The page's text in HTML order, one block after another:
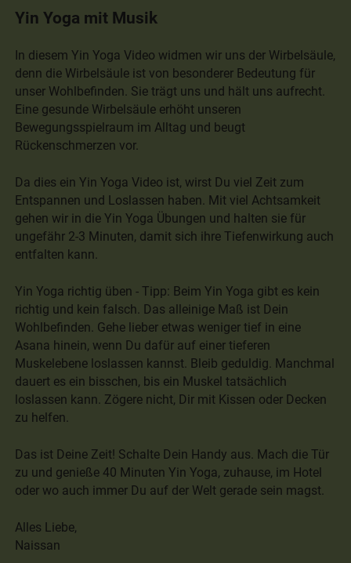
Yin Yoga mit Musik
In diesem Yin Yoga Video widmen wir uns der Wirbelsäule,
denn die Wirbelsäule ist von besonderer Bedeutung für
unser Wohlbefinden. Sie trägt uns und hält uns aufrecht.
Eine gesunde Wirbelsäule erhöht unseren
Bewegungsspielraum im Alltag und beugt
Rückenschmerzen vor.
Da dies ein Yin Yoga Video ist, wirst Du viel Zeit zum
Entspannen und Loslassen haben. Mit viel Achtsamkeit
gehen wir in die Yin Yoga Übungen und halten sie für
ungefähr 2-3 Minuten, damit sich ihre Tiefenwirkung auch
entfalten kann.
Yin Yoga richtig üben - Tipp: Beim Yin Yoga gibt es kein
richtig und kein falsch. Das alleinige Maß ist Dein
Wohlbefinden. Gehe lieber etwas weniger tief in eine
Asana hinein, wenn Du dafür auf einer tieferen
Muskelebene loslassen kannst. Bleib geduldig. Manchmal
dauert es ein bisschen, bis ein Muskel tatsächlich
loslassen kann. Zögere nicht, Dir mit Kissen oder Decken
zu helfen.
Das ist Deine Zeit! Schalte Dein Handy aus. Mach die Tür
zu und genieße 40 Minuten Yin Yoga, zuhause, im Hotel
oder wo auch immer Du auf der Welt gerade sein magst.
Alles Liebe,
Naissan